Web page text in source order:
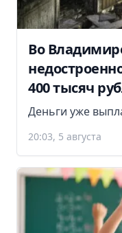
Во
400 тысяч
Деньги уже
20:03, 5 августа